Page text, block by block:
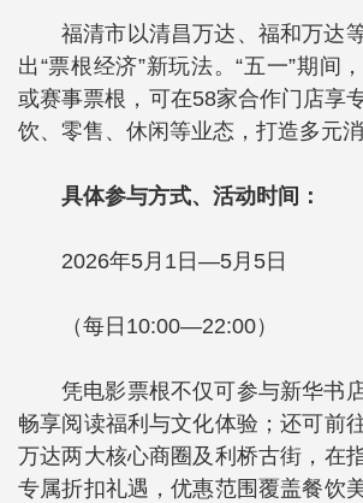
福清市以清昌万达、福和万达
出“票根经济”新玩法。“五一”期间
或赛事票根，可在58家合作门店享
饮、零售、休闲等业态，打造多元消
具体参与方式、活动时间：
2026年5月1日—5月5日
（每日10:00—22:00）
凭电影票根不仅可参与新华书
畅享阅读福利与文化体验；还可前
万达两大核心商圈及利桥古街，在
专属折扣礼遇，优惠范围覆盖餐饮